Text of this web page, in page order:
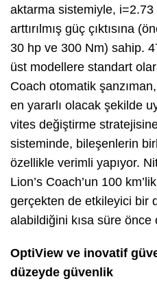
aktarma sistemiyle, i=2.73
arttırılmış güç çıktısına
30 hp ve 300 Nm) sahip.
üst modellere standart
Coach otomatik
en yararlı olacak şekilde
vites değiştirme
sisteminde, bileşenlerin
özellikle verimli yapıyor.
Lion’s Coach’un 100
gerçekten de etkileyici bir
alabildiğini kısa süre önce
OptiView ve inovatif
düzeyde güvenlik